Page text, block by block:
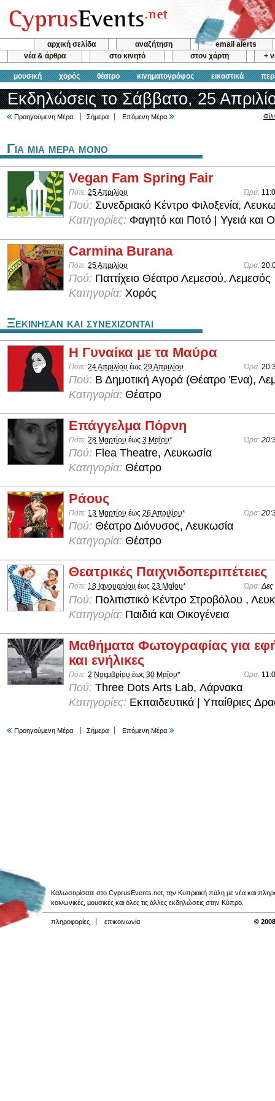
αρχική σελίδα αναζήτηση
email alerts
νέα & άρθρα
στο κινητό στον χάρτη +
μουσική χορός θέατρο κινηματογράφος εικαστικά
Εκδηλώσεις το Σάββατο, 25
Προηγούμενη Μέρα Σήμερα Επόμενη Μέρα
Για μια μερα μονο
Vegan Fam Spring Fair
Πότε: 25 Απριλίου Ώρα:
Πού: Συνεδριακό Κέντρο Φιλοξενία,
Κατηγορίες: Φαγητό και Ποτό | Υγειά και
Carmina Burana
Πότε: 25 Απριλίου Ώρα:
Πού: Παττίχειο Θέατρο Λεμεσού, Λεμεσός
Κατηγορία: Χορός
Ξεκινησαν και συνεχιζονται
Η Γυναίκα με τα Mαύρα
Πότε: 24 Απριλίου έως 29 Απριλίου Ώρα:
Πού: Β Δημοτική Αγορά (Θέατρο Ένα),
Κατηγορία: Θέατρο
Επάγγελμα Πόρνη
Πότε: 28 Μαρτίου έως 3 Μαΐου* Ώρα:
Πού: Flea Theatre, Λευκωσία
Κατηγορία: Θέατρο
Ράους
Πότε: 13 Μαρτίου έως 26 Απριλίου* Ώρα:
Πού: Θέατρο Διόνυσος, Λευκωσία
Κατηγορία: Θέατρο
Θεατρικές Παιχνιδοπεριπέτειες
Πότε: 18 Ιανουαρίου έως 23 Μαΐου* Ώρα:Δες
Πού: Πολιτιστικό Κέντρο Στροβόλου ,
Κατηγορία: Παιδιά και Οικογένεια
Μαθήματα Φωτογραφίας για
και ενήλικες
Πότε: 2 Νοεμβρίου έως 30 Μαΐου* Ώρα:
Πού: Three Dots Arts Lab, Λάρνακα
Κατηγορίες: Εκπαιδευτικά | Υπαίθριες
Προηγούμενη Μέρα Σήμερα Επόμενη Μέρα
Καλωσορίσατε στο CyprusEvents.net, την Κυπριακή πύλη με νέα και
κοινωνικές, μουσικές και όλες τις άλλες εκδηλώσεις στην Κύπρο.
πληροφορίες επικοινωνία ©